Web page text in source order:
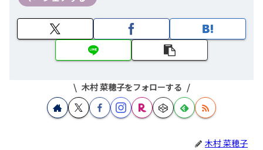
木村 菜穂子をフォローする
木村 菜穂子